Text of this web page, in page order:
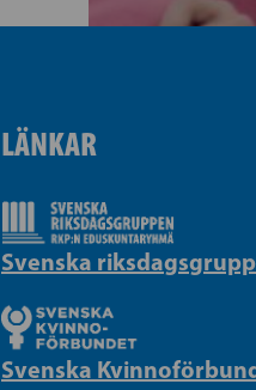
LÄNKAR
Svenska
Svenska